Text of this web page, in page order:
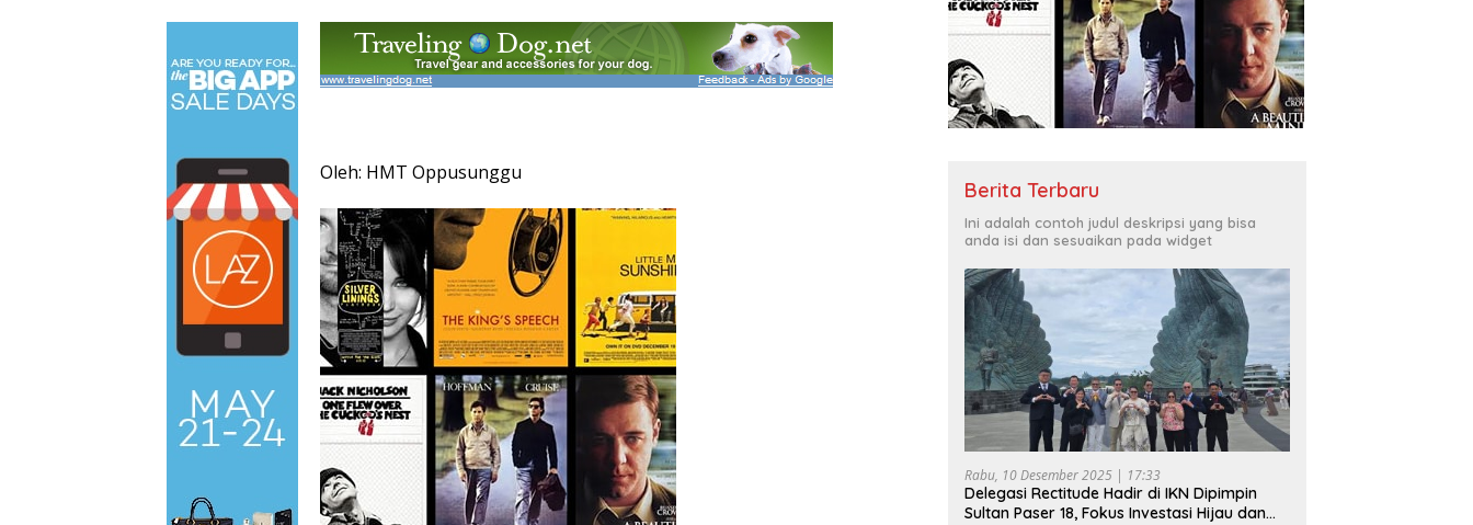
Oleh: HMT Oppusunggu
Berita Terbaru
Ini adalah contoh judul deskripsi yang bisa
anda isi dan sesuaikan pada widget
Rabu, 10 Desember 2025 | 17:33
Delegasi Rectitude Hadir di IKN Dipimpin
Sultan Paser 18, Fokus Investasi Hijau dan